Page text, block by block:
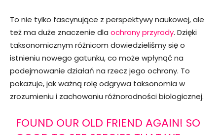
To nie tylko fascynujące z perspektywy naukowej, ale
też ma duże znaczenie dla ochrony przyrody. Dzięki
taksonomicznym różnicom dowiedzieliśmy się o
istnieniu nowego gatunku, co może wpłynąć na
podejmowanie działań na rzecz jego ochrony. To
pokazuje, jak ważną rolę odgrywa taksonomia w
zrozumieniu i zachowaniu różnorodności biologicznej.
FOUND OUR OLD FRIEND AGAIN! SO